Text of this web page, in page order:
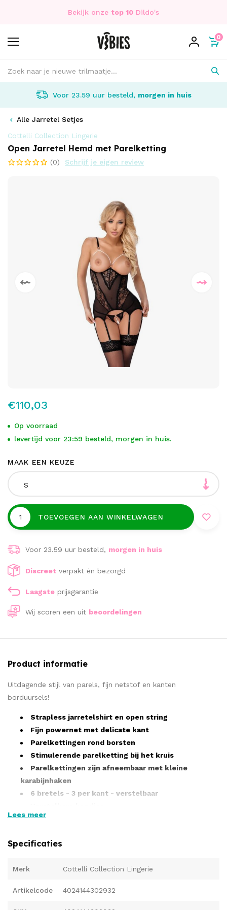
Bekijk onze top 10 Dildo's
0
Voor 23.59 uur besteld, morgen in huis
Alle Jarretel Setjes
Cottelli Collection Lingerie
Open Jarretel Hemd met Parelketting
(0) Schrijf je eigen review
€110,03
Op voorraad
levertijd voor 23:59 besteld, morgen in huis.
MAAK EEN KEUZE
S
TOEVOEGEN AAN WINKELWAGEN
Voor 23.59 uur besteld, morgen in huis
Discreet verpakt én bezorgd
Laagste prijsgarantie
Wij scoren een uit beoordelingen
Product informatie
Uitdagende stijl van parels, fijn netstof en kanten
borduursels!
Strapless jarretelshirt en open string
Fijn powernet met delicate kant
Parelkettingen rond borsten
Stimulerende parelketting bij het kruis
Parelkettingen zijn afneembaar met kleine
karabijnhaken
6 bretels - 3 per kant - verstelbaar
Zacht en elastisch voor hoog draagcomfort
Deze bustevrije jarretel hemd uit de Cottelli Collection is
ontworpen voor vrouwen die niet schuwen voor hun
Gemaakt van fijn powernet met kanten inzetstukken geniet je
Lees meer
Specificaties
Merk Cottelli Collection Lingerie
Artikelcode 4024144302932